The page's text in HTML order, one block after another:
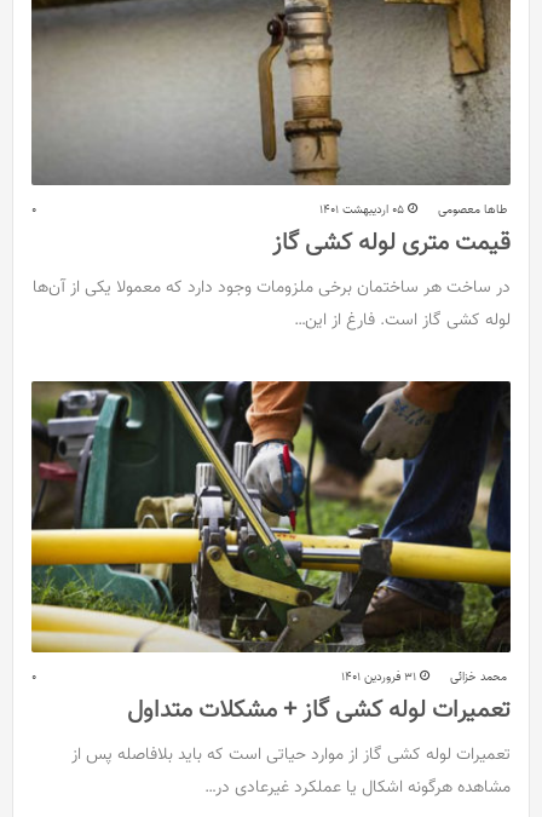
طاها معصومی 05 اردیبهشت 1401 0
قیمت متری لوله کشی گاز
در ساخت هر ساختمان برخی ملزومات وجود دارد که معمولا یکی از آن‌ها
لوله کشی گاز است. فارغ از این…
محمد خزائی 31 فروردین 1401 0
تعمیرات لوله کشی گاز + مشکلات متداول
تعمیرات لوله کشی گاز از موارد حیاتی است که باید بلافاصله پس از
مشاهده هرگونه اشکال یا عملکرد غیرعادی در…